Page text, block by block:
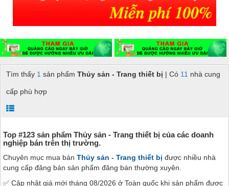
Tìm thấy 1 sản phẩm Thủy sản - Trang thiết bị | Có 11 nhà cung
cấp phù hợp
Top #123 sản phẩm Thủy sản - Trang thiết bị của các doanh
nghiệp bán trên thị trường.
Chuyên mục mua bán Thủy sản - Trang thiết bị được nhiều nhà
cung cấp đăng bán sản phẩm đăng bán thường xuyên.
✅ Cập nhật giá mới tháng 08/2026 ở Toàn quốc khi sản phẩm được